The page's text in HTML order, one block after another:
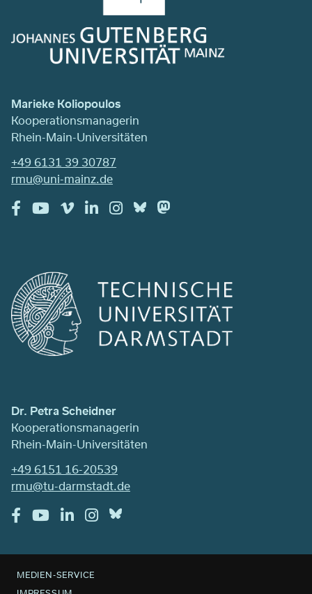
Marieke Koliopoulos
Kooperationsmanagerin
Rhein-Main-Universitäten
+49 6131 39 30787
rmu@uni-mainz.de
Dr. Petra Scheidner
Kooperationsmanagerin
Rhein-Main-Universitäten
+49 6151 16-20539
rmu@tu-darmstadt.de
MEDIEN-SERVICE